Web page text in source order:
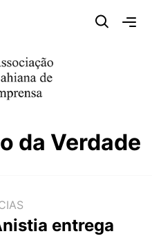
da Verdade
entrega